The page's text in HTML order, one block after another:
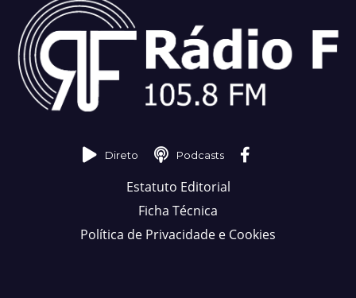
Direto Podcasts
Estatuto Editorial
Ficha Técnica
Política de Privacidade e Cookies